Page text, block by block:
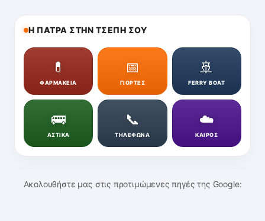
Η ΠΑΤΡΑ ΣΤΗΝ ΤΣΕΠΗ ΣΟΥ
💊
ΦΑΡΜΑΚΕΙΑ
📅
ΓΙΟΡΤΕΣ
🚢
FERRY BOAT
🚌
ΑΣΤΙΚΑ
📞
ΤΗΛΕΦΩΝΑ
☁️
ΚΑΙΡΟΣ
Ακολουθήστε μας στις προτιμώμενες πηγές της Google: